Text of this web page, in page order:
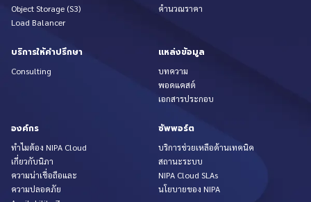
Object Storage (S3)
Load Balancer
คำนวณราคา
บริการให้คำปรึกษา
Consulting
แหล่งข้อมูล
บทความ
พอดแคสต์
เอกสารประกอบ
องค์กร
ทำไมต้อง NIPA Cloud
เกี่ยวกับนิภา
ความน่าเชื่อถือและ
ความปลอดภัย
ซัพพอร์ต
บริการช่วยเหลือด้านเทคนิค
สถานะระบบ
NIPA Cloud SLAs
นโยบายของ NIPA